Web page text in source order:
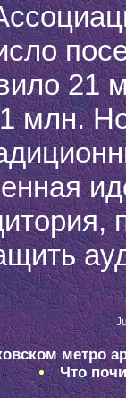
Но
метро
Что